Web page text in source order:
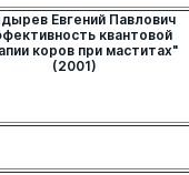
Евгений Павлович
квантовой
коров при маститах"
(2001)